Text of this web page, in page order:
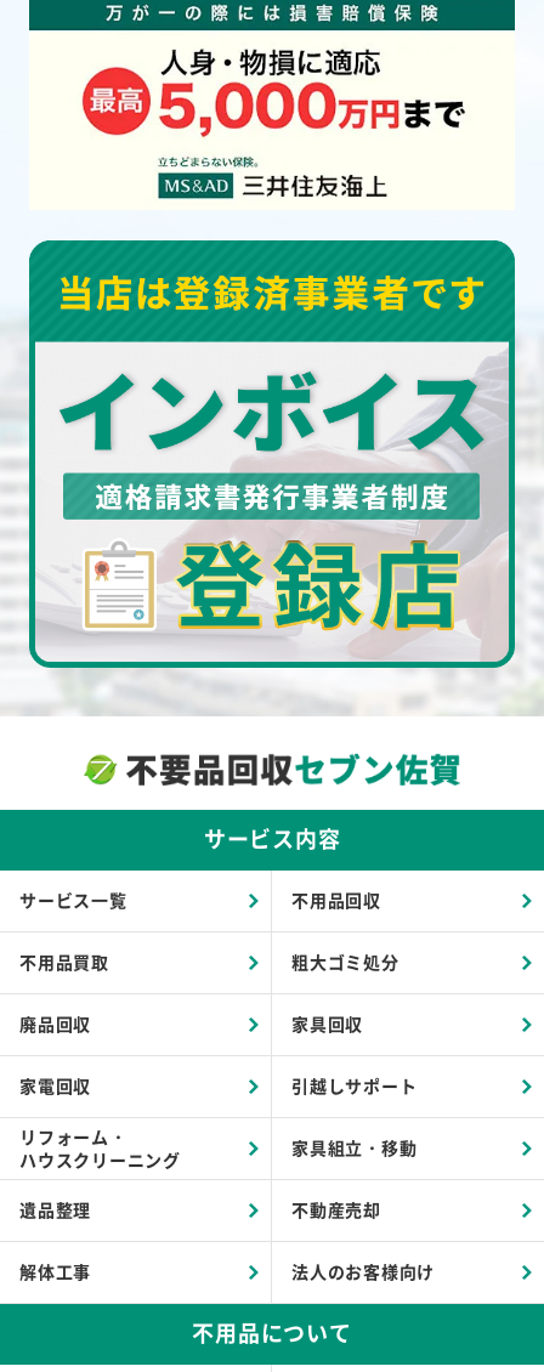
サービス内容
サービス一覧 不用品回収
不用品買取 粗大ゴミ処分
廃品回収 家具回収
家電回収 引越しサポート
リフォーム・
ハウスクリーニング
家具組立・移動
遺品整理 不動産売却
解体工事 法人のお客様向け
不用品について